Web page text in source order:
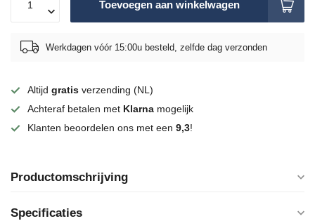
Toevoegen aan winkelwagen
Werkdagen vóór 15:00u besteld, zelfde dag verzonden
Altijd gratis verzending (NL)
Achteraf betalen met Klarna mogelijk
Klanten beoordelen ons met een 9,3!
Productomschrijving
Specificaties